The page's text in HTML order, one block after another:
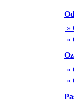
»
»
»
»